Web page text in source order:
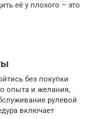
её у плохого – это
без покупки
опыта и желания,
рулевой
включает